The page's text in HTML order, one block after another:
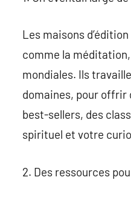
Les maisons
comme la
mondiales. Ils
domaines, pour offrir
best-sellers, des
spirituel et votre
2. Des ressources